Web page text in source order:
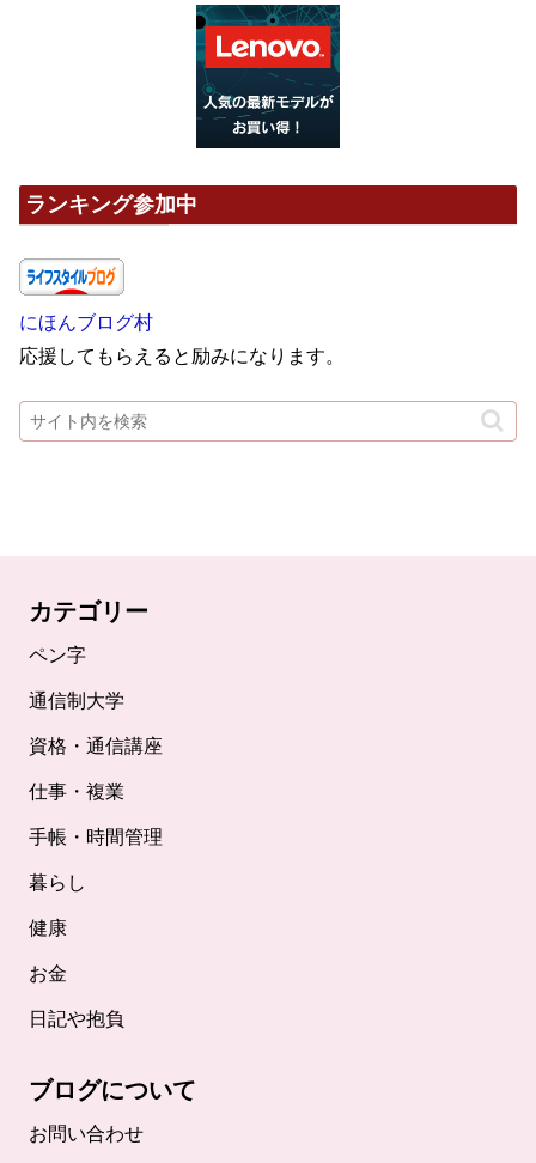
ランキング参加中
にほんブログ村
応援してもらえると励みになります。
カテゴリー
ペン字
通信制大学
資格・通信講座
仕事・複業
手帳・時間管理
暮らし
健康
お金
日記や抱負
ブログについて
お問い合わせ